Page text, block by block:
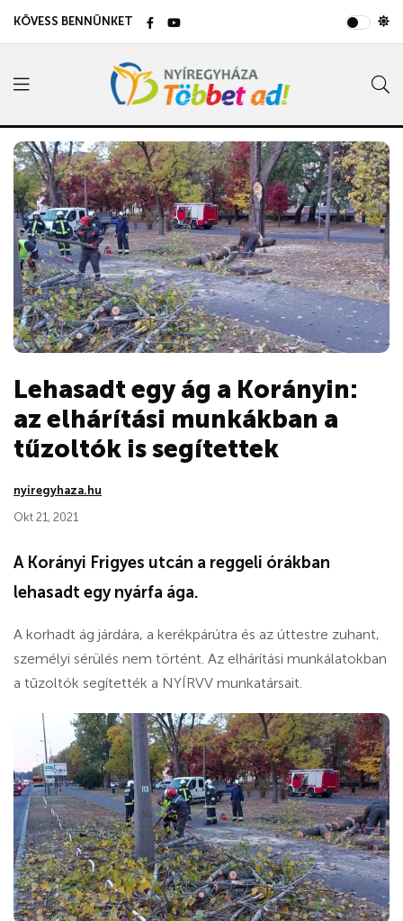
KÖVESS BENNÜNKET
Lehasadt egy ág a Korányin:
az elhárítási munkákban a
tűzoltók is segítettek
nyiregyhaza.hu
Okt 21, 2021
A Korányi Frigyes utcán a reggeli órákban
lehasadt egy nyárfa ága.
A korhadt ág járdára, a kerékpárútra és az úttestre zuhant,
személyi sérülés nem történt. Az elhárítási munkálatokban
a tűzoltók segítették a NYÍRVV munkatársait.